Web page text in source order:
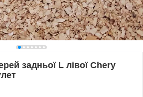
задньої L лівої Chery